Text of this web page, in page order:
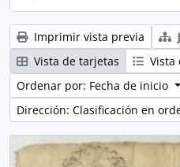
Imprimir vista previa
Vista de tarjetas
Vista
Ordenar por: Fecha de inicio
Dirección: Clasificación en